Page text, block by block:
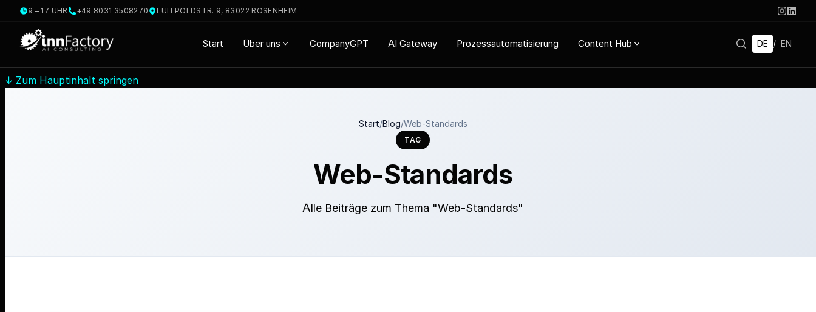
↓ Zum Hauptinhalt springen
9 – 17 UHR +49 8031 3508270 LUITPOLDSTR. 9, 83022 ROSENHEIM
Start Über uns CompanyGPT AI Gateway Prozessautomatisierung Content Hub DE / EN
Start/Blog/Web-Standards
TAG
Web-Standards
Alle Beiträge zum Thema "Web-Standards"